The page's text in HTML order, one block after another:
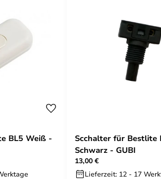
BL5 Weiß -
Scchalter für Bestlite
Schwarz - GUBI
13,00 €
Lieferzeit: 12 - 17